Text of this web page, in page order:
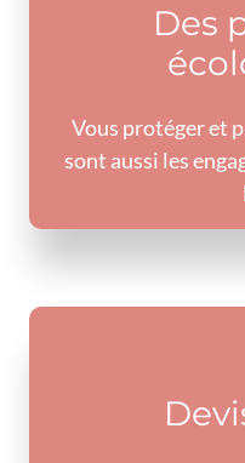
Des
Vous protéger et
sont aussi les